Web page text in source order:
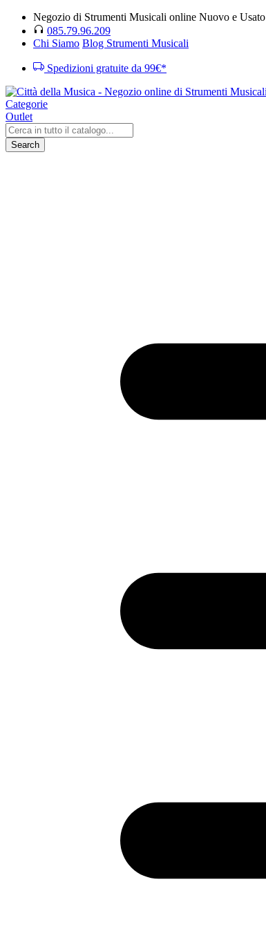
Negozio di Strumenti Musicali online Nuovo e Usato
085.79.96.209
Chi Siamo Blog Strumenti Musicali
Spedizioni gratuite da 99€*
Categorie
Outlet
Search